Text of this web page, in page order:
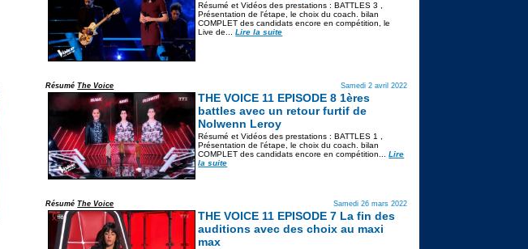
Résumé et Vidéos des prestations : BATTLES 3 ,
Présentation de l'étape, le choix du coach. bilan
COMPLET des candidats encore en compétition, le
Live de...Lire la suite
RésuméThe Voice Samedi 2 avril 2022
THE VOICE 11 EPISODE 8 1ères
battles avec un retour furtif de
Nolwenn Leroy
Résumé et Vidéos des prestations : BATTLES 1 ,
Présentation de l'étape, le choix du coach. bilan
COMPLET des candidats encore en compétition...Lire
la suite
RésuméThe Voice Samedi 26 mars 2022
THE VOICE 11 EPISODE 7 La fin des
auditions avec des choix au maxi
max